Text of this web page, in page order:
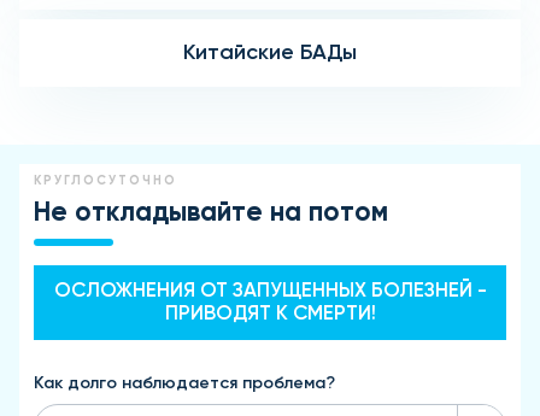
Китайские БАДы
КРУГЛОСУТОЧНО
Не откладывайте на потом
ОСЛОЖНЕНИЯ ОТ ЗАПУЩЕННЫХ БОЛЕЗНЕЙ -
ПРИВОДЯТ К СМЕРТИ!
Как долго наблюдается проблема?